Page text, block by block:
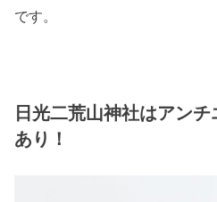
です。
日光二荒山神社はアンチ
あり！